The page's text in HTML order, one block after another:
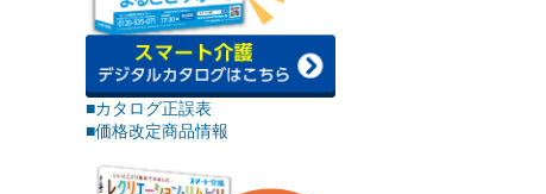
■カタログ正誤表
■価格改定商品情報